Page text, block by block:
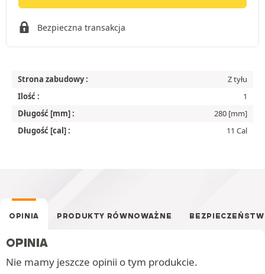
Bezpieczna transakcja
Strona zabudowy :
Z tyłu
Ilość :
1
Długość [mm] :
280 [mm]
Długość [cal] :
11 Cal
OPINIA PRODUKTY RÓWNOWAŻNE
OPINIA
Nie mamy jeszcze opinii o tym produkcie.